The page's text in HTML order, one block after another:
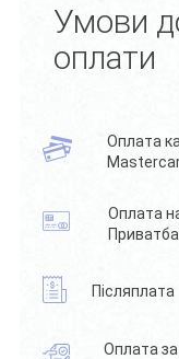
Умови
оплати
Оплата
Оплата
Післяплата
Оплата